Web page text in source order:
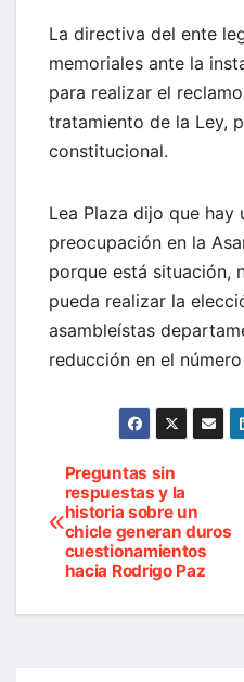
La directiva del ente
memoriales ante la
para realizar el
tratamiento de la Ley,
constitucional.
Lea Plaza dijo que hay
preocupación en la
porque está situación,
pueda realizar la
asambleístas
reducción en el
Navegación
de
entradas
Preguntas sin
respuestas y la
historia sobre un
chicle generan duros
cuestionamientos
hacia Rodrigo Paz